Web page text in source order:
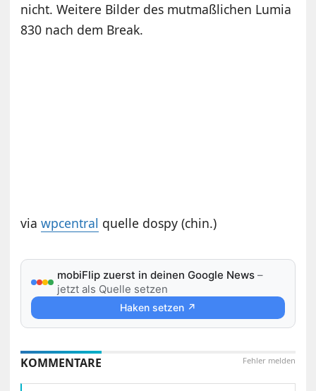
nicht. Weitere Bilder des mutmaßlichen Lumia
830 nach dem Break.
viawpcentral quelle dospy (chin.)
mobiFlip zuerst in deinen Google News –
jetzt als Quelle setzen
Haken setzen ↗
Fehler melden
KOMMENTARE